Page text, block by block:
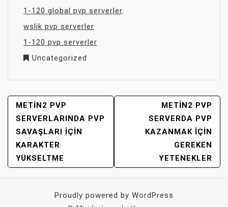
1-120 global pvp serverler
wslik pvp serverler
1-120 pvp serverler
Uncategorized
YAZI
GEZINMESI
METIN2 PVP
SERVERLARINDA PVP
SAVAŞLARI İÇIN
KARAKTER
YÜKSELTME
METIN2 PVP
SERVERDA PVP
KAZANMAK İÇIN
GEREKEN
YETENEKLER
Proudly powered by WordPress